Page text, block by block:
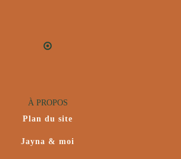
À PROPOS
Plan du site
Jayna & moi